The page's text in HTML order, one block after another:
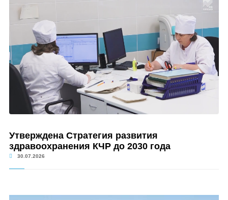
Утверждена Стратегия развития
здравоохранения КЧР до 2030 года
30.07.2026